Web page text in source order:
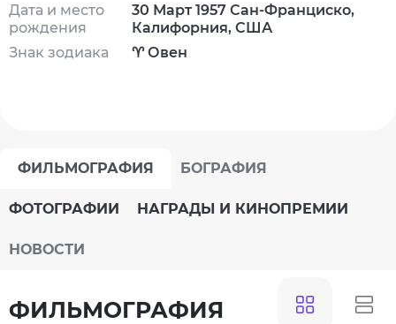
Дата и место
рождения
Знак зодиака
30 Март 1957 Сан-Франциско,
Калифорния, США
♈ Овен
ФИЛЬМОГРАФИЯ БОГРАФИЯ
ФОТОГРАФИИ НАГРАДЫ И КИНОПРЕМИИ
НОВОСТИ
ФИЛЬМОГРАФИЯ